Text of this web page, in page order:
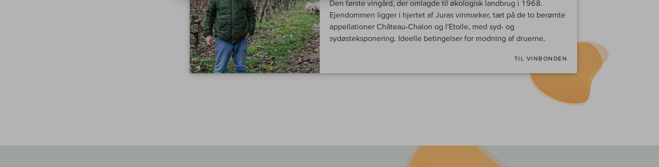
Den første vingård, der omlagde til økologisk landbrug i 1968.
Ejendommen ligger i hjertet af Juras vinmarker, tæt på de to berømte
appellationer Château-Chalon og l'Etoile, med syd- og
sydøsteksponering. Ideelle betingelser for modning af druerne.
TIL VINBONDEN